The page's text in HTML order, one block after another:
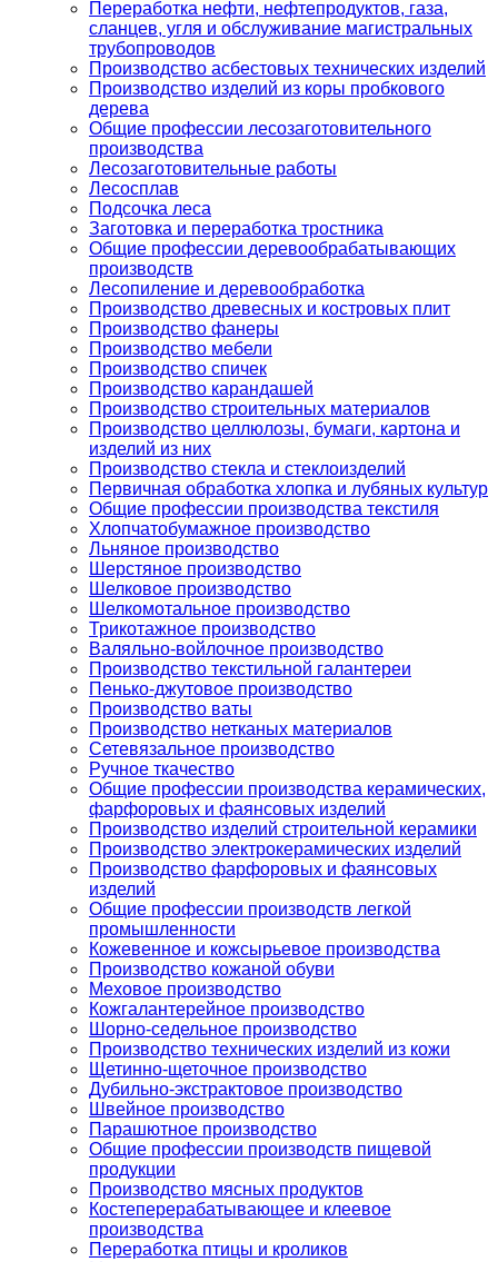
Переработка нефти, нефтепродуктов, газа,
сланцев, угля и обслуживание магистральных
трубопроводов
Производство асбестовых технических изделий
Производство изделий из коры пробкового
дерева
Общие профессии лесозаготовительного
производства
Лесозаготовительные работы
Лесосплав
Подсочка леса
Заготовка и переработка тростника
Общие профессии деревообрабатывающих
производств
Лесопиление и деревообработка
Производство древесных и костровых плит
Производство фанеры
Производство мебели
Производство спичек
Производство карандашей
Производство строительных материалов
Производство целлюлозы, бумаги, картона и
изделий из них
Производство стекла и стеклоизделий
Первичная обработка хлопка и лубяных культур
Общие профессии производства текстиля
Хлопчатобумажное производство
Льняное производство
Шерстяное производство
Шелковое производство
Шелкомотальное производство
Трикотажное производство
Валяльно-войлочное производство
Производство текстильной галантереи
Пенько-джутовое производство
Производство ваты
Производство нетканых материалов
Сетевязальное производство
Ручное ткачество
Общие профессии производства керамических,
фарфоровых и фаянсовых изделий
Производство изделий строительной керамики
Производство электрокерамических изделий
Производство фарфоровых и фаянсовых
изделий
Общие профессии производств легкой
промышленности
Кожевенное и кожсырьевое производства
Производство кожаной обуви
Меховое производство
Кожгалантерейное производство
Шорно-седельное производство
Производство технических изделий из кожи
Щетинно-щеточное производство
Дубильно-экстрактовое производство
Швейное производство
Парашютное производство
Общие профессии производств пищевой
продукции
Производство мясных продуктов
Костеперерабатывающее и клеевое
производства
Переработка птицы и кроликов